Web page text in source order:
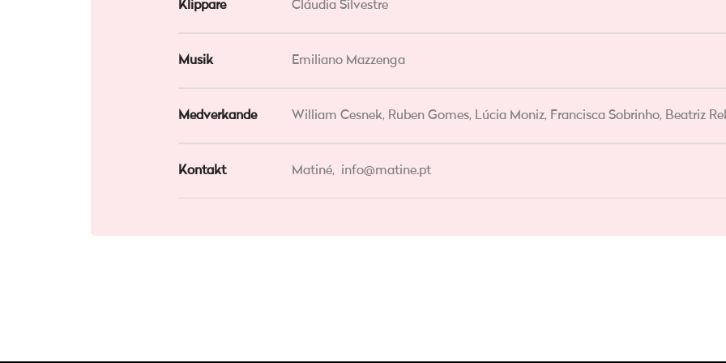
Klippare Cláudia Silvestre
Musik Emiliano Mazzenga
Medverkande William Cesnek, Ruben Gomes, Lúcia Moniz, Francisca Sobrinho, Beatriz
Kontakt Matiné, info@matine.pt